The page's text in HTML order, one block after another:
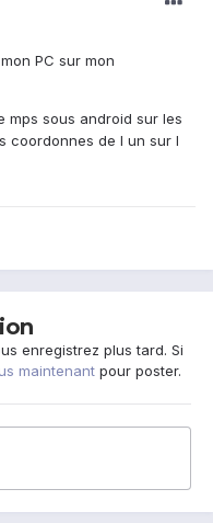
PC sur mon
mps sous android sur les
coordonnes de l un sur l
enregistrez plus tard. Si
maintenant pour poster.